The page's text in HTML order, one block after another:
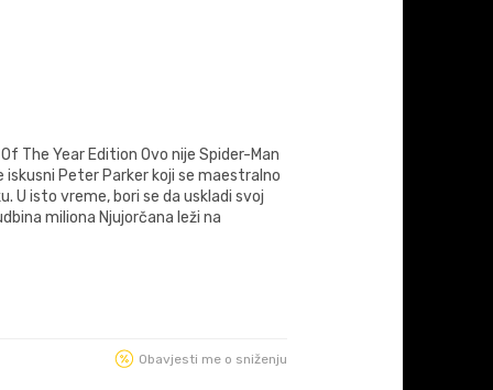
The Year Edition Ovo nije Spider-Man
iskusni Peter Parker koji se maestralno
U isto vreme, bori se da uskladi svoj
miliona Njujorčana leži na
Obavjesti me o sniženju